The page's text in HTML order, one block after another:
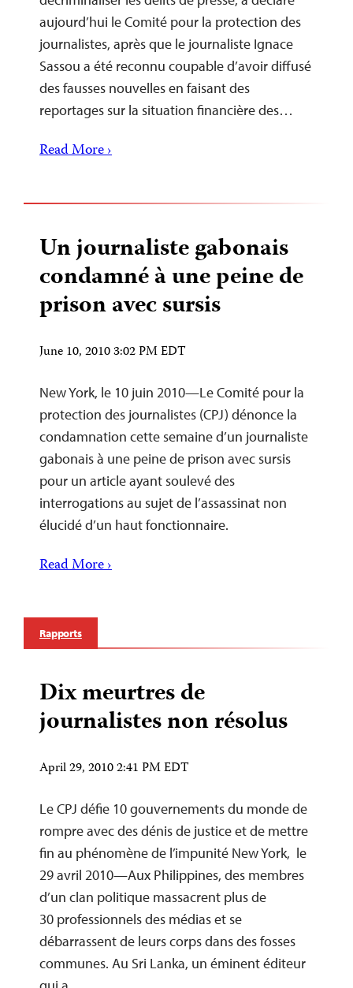
aujourd’hui le Comité pour la protection des
journalistes, après que le journaliste Ignace
Sassou a été reconnu coupable d’avoir diffusé
des fausses nouvelles en faisant des
reportages sur la situation financière des…
Read More ›
Un journaliste gabonais
condamné à une peine de
prison avec sursis
June 10, 2010 3:02 PM EDT
New York, le 10 juin 2010—Le Comité pour la
protection des journalistes (CPJ) dénonce la
condamnation cette semaine d’un journaliste
gabonais à une peine de prison avec sursis
pour un article ayant soulevé des
interrogations au sujet de l’assassinat non
élucidé d’un haut fonctionnaire.
Read More ›
Rapports
Dix meurtres de
journalistes non résolus
April 29, 2010 2:41 PM EDT
Le CPJ défie 10 gouvernements du monde de
rompre avec des dénis de justice et de mettre
fin au phénomène de l’impunité New York, le
29 avril 2010—Aux Philippines, des membres
d’un clan politique massacrent plus de
30 professionnels des médias et se
débarrassent de leurs corps dans des fosses
communes. Au Sri Lanka, un éminent éditeur